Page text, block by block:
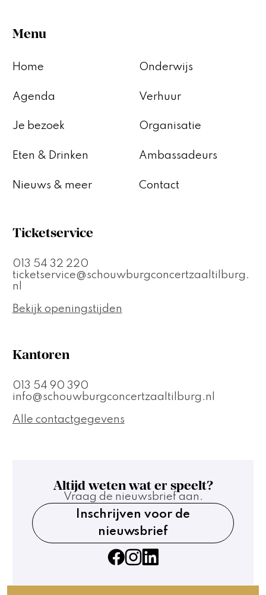
Menu
Home
Agenda
Je bezoek
Eten & Drinken
Nieuws & meer
Onderwijs
Verhuur
Organisatie
Ambassadeurs
Contact
Ticketservice
013 54 32 220
ticketservice@schouwburgconcertzaaltilburg.
nl
Bekijk openingstijden
Kantoren
013 54 90 390
info@schouwburgconcertzaaltilburg.nl
Alle contactgegevens
Altijd weten wat er speelt?
Vraag de nieuwsbrief aan.
Inschrijven voor de
nieuwsbrief